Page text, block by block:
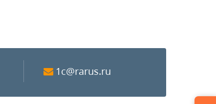
1c@rarus.ru